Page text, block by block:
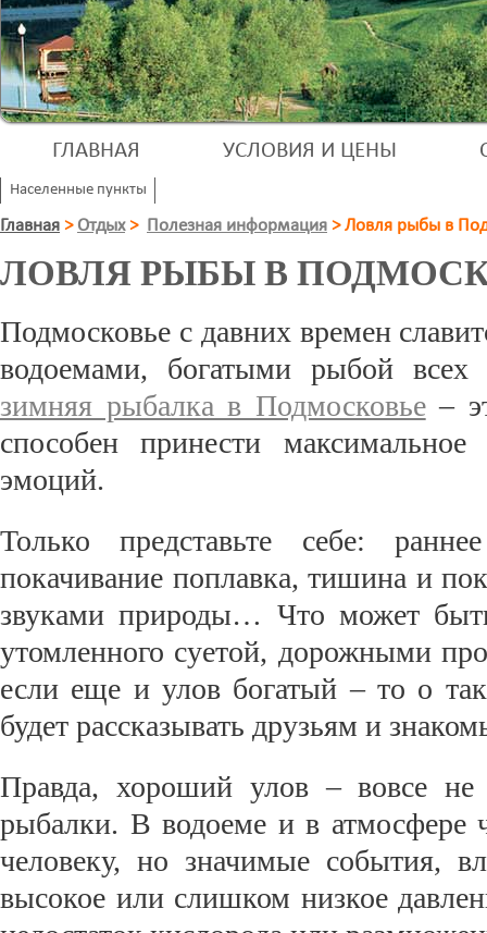
ГЛАВНАЯ УСЛОВИЯ И ЦЕНЫ
Населенные пункты
Главная > Отдых > Полезная информация >Ловля рыбы в
ЛОВЛЯ РЫБЫ В
Подмосковье с давних времен
водоемами, богатыми рыбой
зимняя рыбалка в Подмосковье–
способен принести максимальное
эмоций.
Только представьте себе:
покачивание поплавка, тишина и
звуками природы… Что может
утомленного суетой, дорожными
если еще и улов богатый – то о
будет рассказывать друзьям и
Правда, хороший улов – вовсе не
рыбалки. В водоеме и в атмосфере
человеку, но значимые события,
высокое или слишком низкое